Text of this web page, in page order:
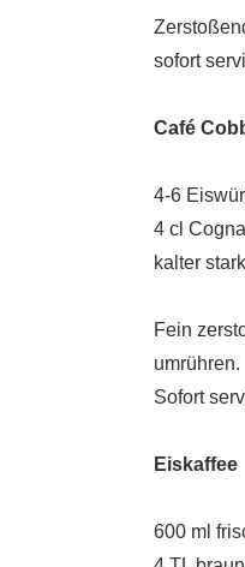
sofort
Café
4-6
4 cl
kalter
Fein
umrühren.
Sofort
Eiskaffee
600 ml